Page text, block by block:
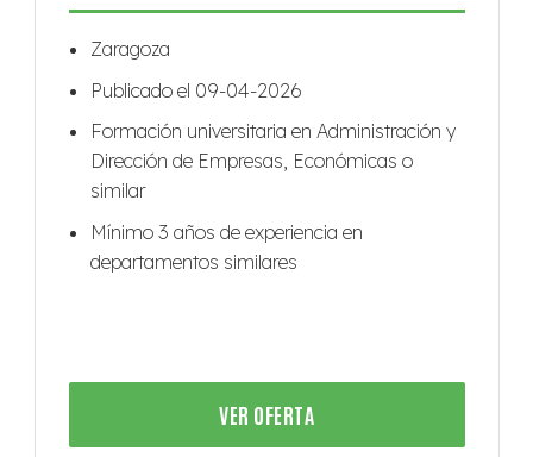
Zaragoza
Publicado el 09-04-2026
Formación universitaria en Administración y
Dirección de Empresas, Económicas o
similar
Mínimo 3 años de experiencia en
departamentos similares
VER OFERTA